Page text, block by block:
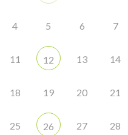
4 5 6 7
11 12 13 14
18 19 20 21
25 26 27 28